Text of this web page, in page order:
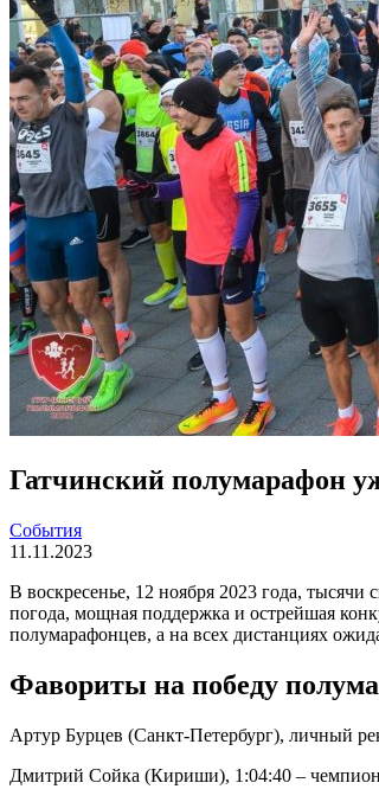
Гатчинский полумарафон
События
11.11.2023
В воскресенье, 12 ноября 2023 года,
погода, мощная поддержка и острейшая
полумарафонцев, а на всех дистанциях
Фавориты на победу
Артур Бурцев (Санкт-Петербург), личный
Дмитрий Сойка (Кириши), 1:04:40 – чемпион